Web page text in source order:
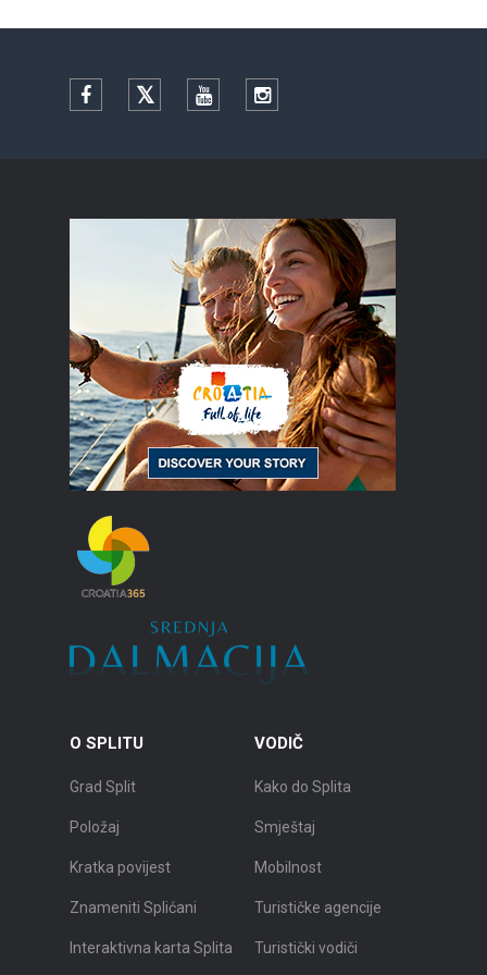
Facebook TwitterYouTubeInstagram
O SPLITU
Grad Split
Položaj
Kratka povijest
Znameniti Splićani
Interaktivna karta Splita
VODIČ
Kako do Splita
Smještaj
Mobilnost
Turističke agencije
Turistički vodiči